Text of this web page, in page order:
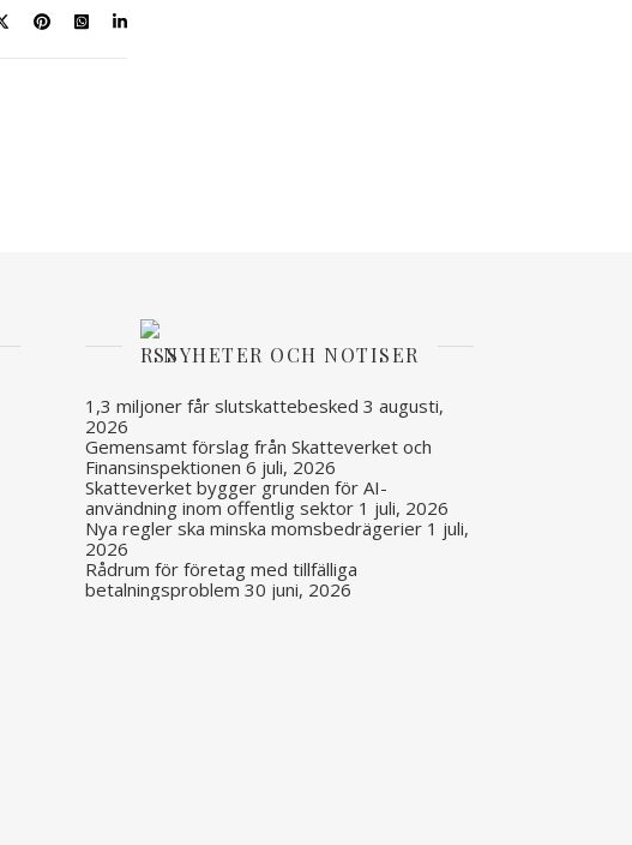
NYHETER OCH NOTISER
1,3 miljoner får slutskattebesked 3 augusti,
2026
Gemensamt förslag från Skatteverket och
Finansinspektionen 6 juli, 2026
Skatteverket bygger grunden för AI-
användning inom offentlig sektor 1 juli, 2026
Nya regler ska minska momsbedrägerier 1 juli,
2026
Rådrum för företag med tillfälliga
betalningsproblem 30 juni, 2026